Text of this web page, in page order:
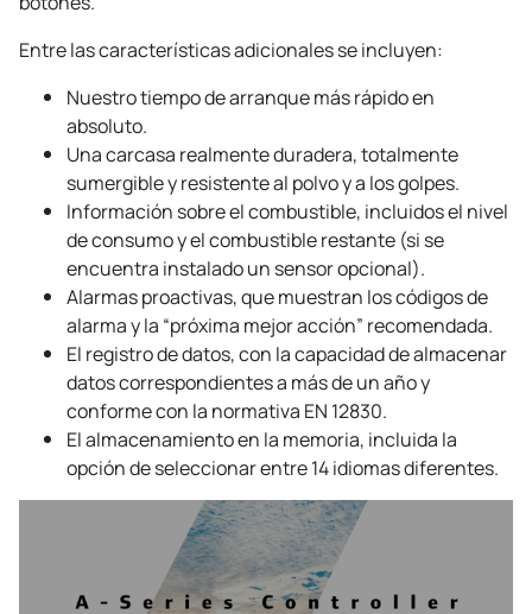
Entre las características adicionales se incluyen:
Nuestro tiempo de arranque más rápido en
absoluto.
Una carcasa realmente duradera, totalmente
sumergible y resistente al polvo y a los golpes.
Información sobre el combustible, incluidos el nivel
de consumo y el combustible restante (si se
encuentra instalado un sensor opcional).
Alarmas proactivas, que muestran los códigos de
alarma y la “próxima mejor acción” recomendada.
El registro de datos, con la capacidad de almacenar
datos correspondientes a más de un año y
conforme con la normativa EN 12830.
El almacenamiento en la memoria, incluida la
opción de seleccionar entre 14 idiomas diferentes.